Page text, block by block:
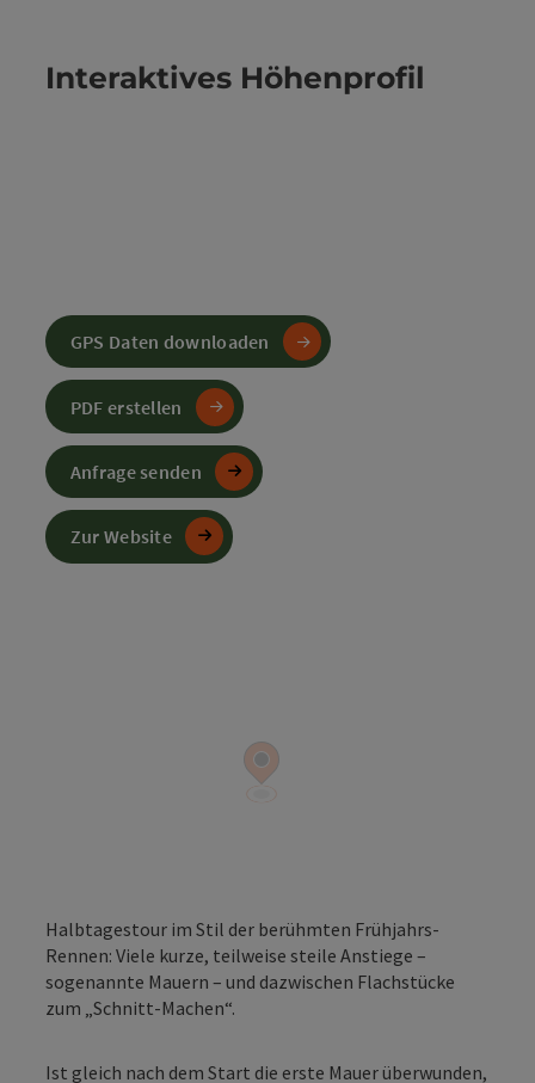
Halbtagestour im Stil der berühmten Frühjahrs-
Rennen: Viele kurze, teilweise steile Anstiege –
sogenannte Mauern – und dazwischen Flachstücke
zum „Schnitt-Machen“.
Ist gleich nach dem Start die erste Mauer überwunden,
Interaktives Höhenprofil
GPS Daten downloaden
PDF erstellen
Anfrage senden
Zur Website